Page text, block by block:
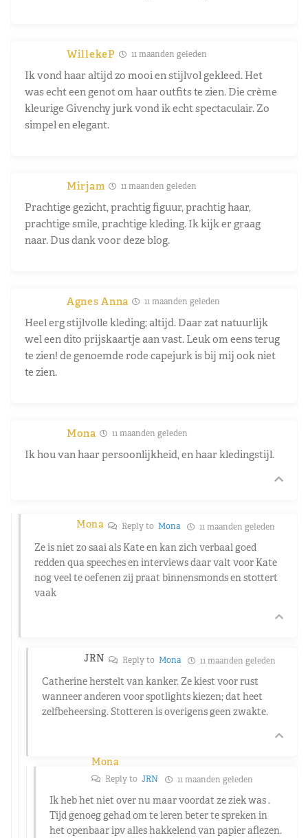
WillekeP 11 maanden geleden
Ik vond haar altijd zo mooi en stijlvol gekleed. Het
was echt een genot om haar outfits te zien. Die crème
kleurige Givenchy jurk vond ik echt spectaculair. Zo
simpel en elegant.
Mirjam 11 maanden geleden
Prachtige gezicht, prachtig figuur, prachtig haar,
prachtige smile, prachtige kleding. Ik kijk er graag
naar. Dus dank voor deze blog.
Agnes Anna 11 maanden geleden
Heel erg stijlvolle kleding; altijd. Daar zat natuurlijk
wel een dito prijskaartje aan vast. Leuk om eens terug
te zien! de genoemde rode capejurk is bij mij ook niet
te zien.
Mona 11 maanden geleden
Ik hou van haar persoonlijkheid, en haar kledingstijl.
Mona Reply to Mona 11 maanden geleden
Ze is niet zo saai als Kate en kan zich verbaal goed
redden qua speeches en interviews daar valt voor Kate
nog veel te oefenen zij praat binnensmonds en stottert
vaak
JRN Reply toMona 11 maanden geleden
Catherine herstelt van kanker. Ze kiest voor rust
wanneer anderen voor spotlights kiezen; dat heet
zelfbeheersing. Stotteren is overigens geen zwakte.
Mona
Reply to JRN 11 maanden geleden
Ik heb het niet over nu maar voordat ze ziek was .
Tijd genoeg gehad om te leren beter te spreken in
het openbaar ipv alles hakkelend van papier aflezen.